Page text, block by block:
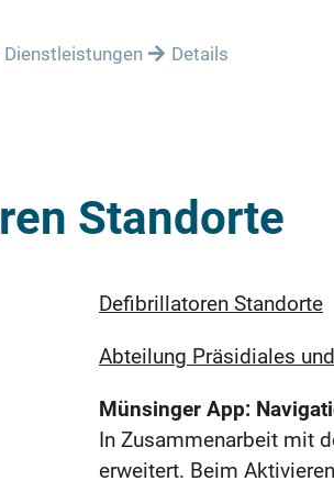
Dienstleistungen Details
Standorte
Defibrillatoren Standorte
Abteilung Präsidiales
Münsinger App:
In Zusammenarbeit mit
erweitert. Beim